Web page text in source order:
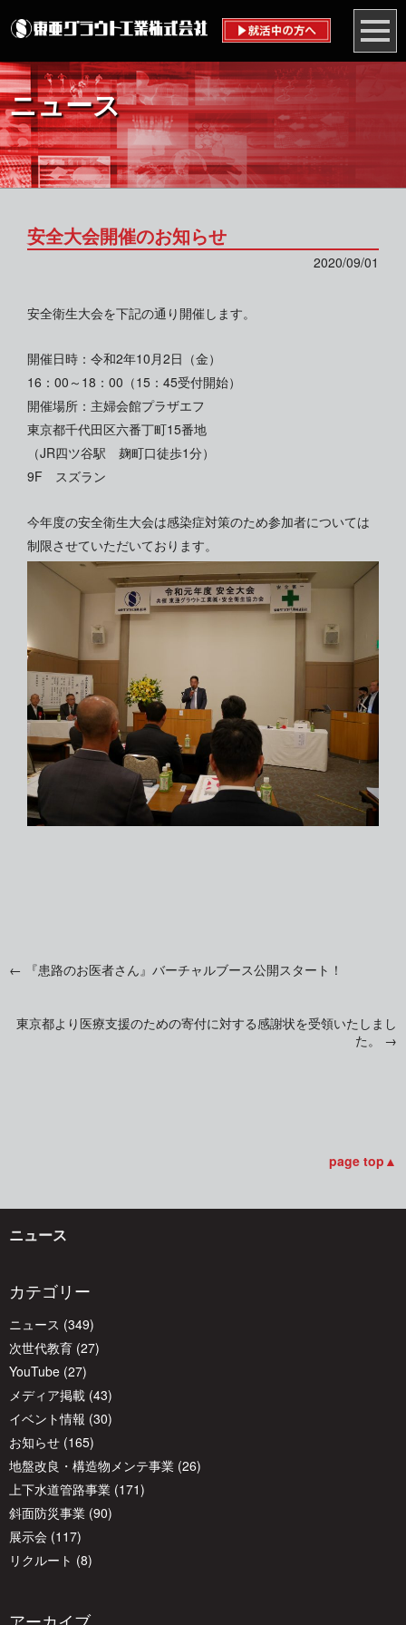
ニュース
安全大会開催のお知らせ
2020/09/01
安全衛生大会を下記の通り開催します。
開催日時：令和2年10月2日（金）
16：00～18：00（15：45受付開始）
開催場所：主婦会館プラザエフ
東京都千代田区六番丁町15番地
（JR四ツ谷駅 麹町口徒歩1分）
9F スズラン
今年度の安全衛生大会は感染症対策のため参加者については
制限させていただいております。
投
稿
ゲ
シ
ョ
ン
← 『患路のお医者さん』バーチャルブース公開スタート！
東京都より医療支援のための寄付に対する感謝状を受領いたしまし
た。 →
page top▲
ニュース
カテゴリー
ニュース (349)
次世代教育 (27)
YouTube (27)
メディア掲載 (43)
イベント情報 (30)
お知らせ (165)
地盤改良・構造物メンテ事業 (26)
上下水道管路事業 (171)
斜面防災事業 (90)
展示会 (117)
リクルート (8)